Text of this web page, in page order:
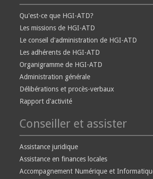
Qu'est-ce que HGI-ATD?
Les missions de HGI-ATD
Le conseil d'administration de HGI-ATD
Les adhérents de HGI-ATD
Organigramme de HGI-ATD
Administration générale
Délibérations et procès-verbaux
Rapport d'activité
Conseiller et assister
Assistance juridique
Assistance en finances locales
Accompagnement Numérique et